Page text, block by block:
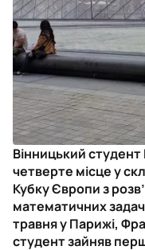
Вінницький
четверте місце у
Кубку Європи з
математичних
травня у Парижі,
студент зайняв